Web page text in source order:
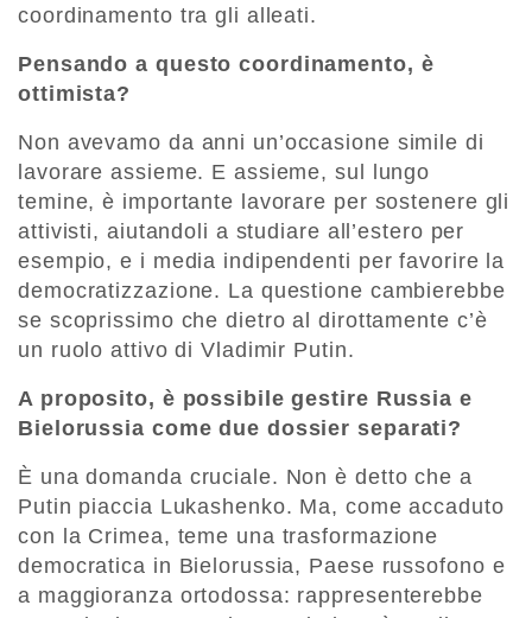
coordinamento tra gli alleati.
Pensando a questo coordinamento, è
ottimista?
Non avevamo da anni un’occasione simile di
lavorare assieme. E assieme, sul lungo
temine, è importante lavorare per sostenere gli
attivisti, aiutandoli a studiare all’estero per
esempio, e i media indipendenti per favorire la
democratizzazione. La questione cambierebbe
se scoprissimo che dietro al dirottamente c’è
un ruolo attivo di Vladimir Putin.
A proposito, è possibile gestire Russia e
Bielorussia come due dossier separati?
È una domanda cruciale. Non è detto che a
Putin piaccia Lukashenko. Ma, come accaduto
con la Crimea, teme una trasformazione
democratica in Bielorussia, Paese russofono e
a maggioranza ortodossa: rappresenterebbe